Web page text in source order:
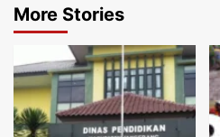
More Stories